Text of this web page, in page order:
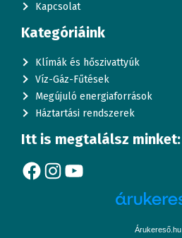
Kapcsolat
Kategóriáink
Klímák és hőszivattyúk
Víz-Gáz-Fűtések
Megújuló energiaforrások
Háztartási rendszerek
Itt is megtalálsz minket:
Facebook
Instagram
YouTube
Árukereső.hu